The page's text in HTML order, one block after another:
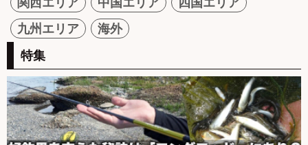
九州エリア
海外
特集